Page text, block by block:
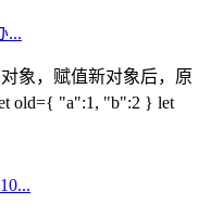
...
象，赋值新对象后，原
old={ "a":1, "b":2 } let